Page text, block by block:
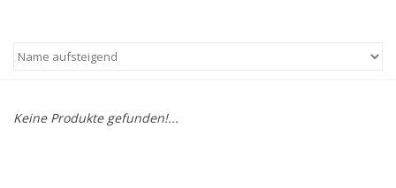
Geschenke
Keine Produkte gefunden!...